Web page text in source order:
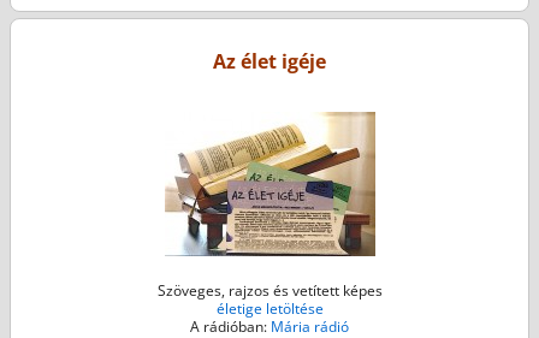
o
e
n
A
p
p
Az élet igéje
Szöveges, rajzos és vetített képes
életige letöltése
A rádióban: Mária rádió